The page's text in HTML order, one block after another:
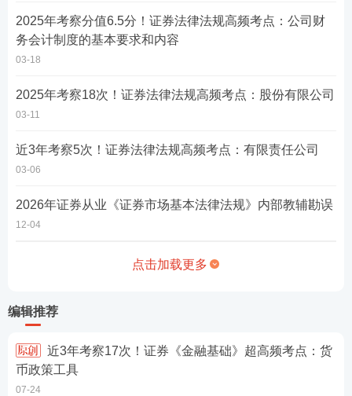
2025年考察分值6.5分！证券法律法规高频考点：公司财
务会计制度的基本要求和内容
03-18
2025年考察18次！证券法律法规高频考点：股份有限公司
03-11
近3年考察5次！证券法律法规高频考点：有限责任公司
03-06
2026年证券从业《证券市场基本法律法规》内部教辅勘误
12-04
点击加载更多
编辑推荐
币政策工具
07-24